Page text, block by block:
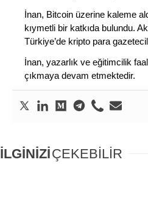
İnan, Bitcoin üzerine kaleme
kıymetli bir katkıda bulundu.
Türkiye’de kripto para
İnan, yazarlık ve eğitimcilik
çıkmaya devam etmektedir.
İLGİNİZİÇEKEBİLİR